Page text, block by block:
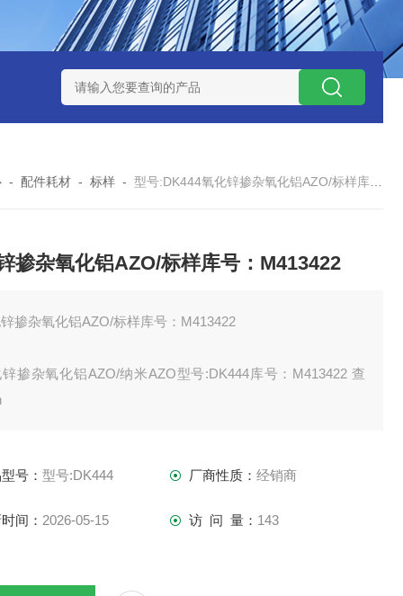
型号:ZXEFQ/3*20不锈钢槽式二分器/缩分器库号：
-配件耗材 -标样 -型号:DK444氧化锌掺杂氧化铝AZO/标样库号：M413422
掺杂氧化铝AZO/标样库号：M413422
掺杂氧化铝AZO/标样库号：M413422
掺杂氧化铝AZO/纳米AZO型号:DK444库号：M413422 查
*辐*射。该产品是一种价格相对便宜，对环境无hai的透明
号：型号:DK444 厂商性质： 经销商
间： 2026-05-15 访 问 量： 143